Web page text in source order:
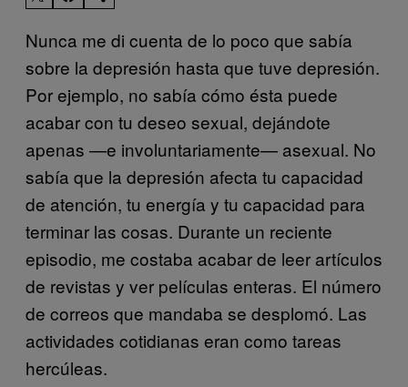
Nunca me di cuenta de lo poco que sabía
sobre la depresión hasta que tuve depresión.
Por ejemplo, no sabía cómo ésta puede
acabar con tu deseo sexual, dejándote
apenas —e involuntariamente— asexual. No
sabía que la depresión afecta tu capacidad
de atención, tu energía y tu capacidad para
terminar las cosas. Durante un reciente
episodio, me costaba acabar de leer artículos
de revistas y ver películas enteras. El número
de correos que mandaba se desplomó. Las
actividades cotidianas eran como tareas
hercúleas.